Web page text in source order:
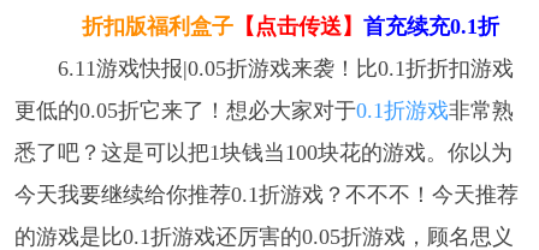
折扣版福利盒子 【点击传送】首充续充0.1折
6.11游戏快报|0.05折游戏来袭！比0.1折折扣游戏
更低的0.05折它来了！想必大家对于0.1折游戏非常熟
悉了吧？这是可以把1块钱当100块花的游戏。你以为
今天我要继续给你推荐0.1折游戏？不不不！今天推荐
的游戏是比0.1折游戏还厉害的0.05折游戏，顾名思义